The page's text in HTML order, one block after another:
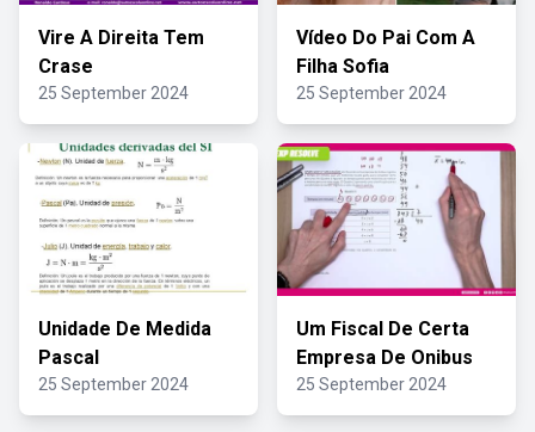
Vire A Direita Tem
Crase
25 September 2024
Vídeo Do Pai Com A
Filha Sofia
25 September 2024
Unidade De Medida
Pascal
25 September 2024
Um Fiscal De Certa
Empresa De Onibus
25 September 2024